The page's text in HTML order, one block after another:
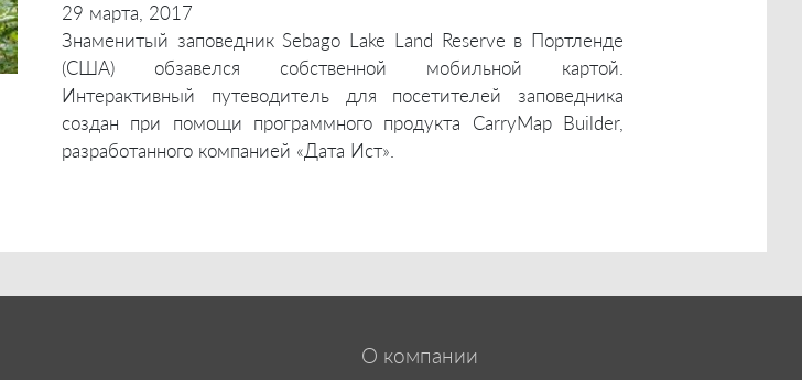
29 марта, 2017
Знаменитый заповедник Sebago Lake Land Reserve в Портленде
(США) обзавелся собственной мобильной картой.
Интерактивный путеводитель для посетителей заповедника
создан при помощи программного продукта CarryMap Builder,
разработанного компанией «Дата Ист».
О компании